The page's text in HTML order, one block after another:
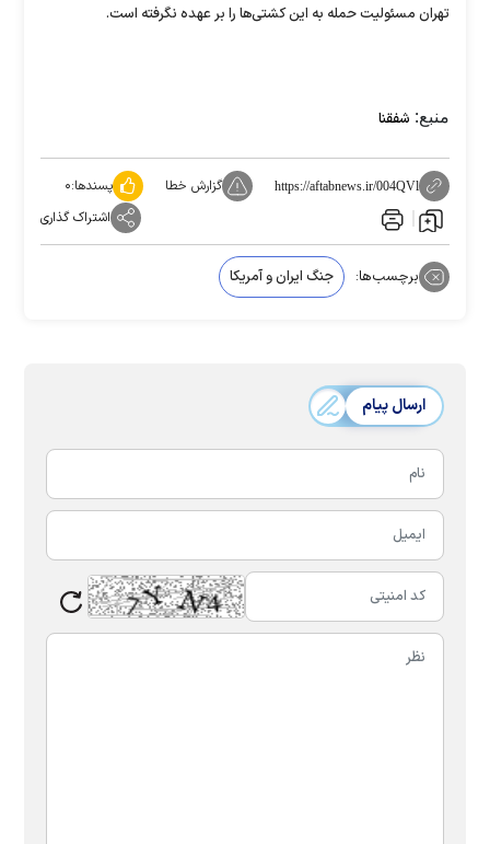
تهران مسئولیت حمله به این کشتی‌ها را بر عهده نگرفته است.
منبع: شفقنا
https://aftabnews.ir/004QVl گزارش خطا پسندها:۰
اشتراک گذاری
برچسب‌ها: جنگ ایران و آمریکا
ارسال پیام